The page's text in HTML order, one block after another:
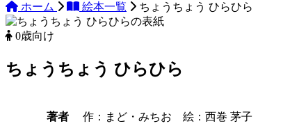
ホーム
絵本一覧 ちょうちょう ひらひら
0歳向け
ちょうちょう ひらひら
著者
作：まど・みちお 絵：西巻 茅子